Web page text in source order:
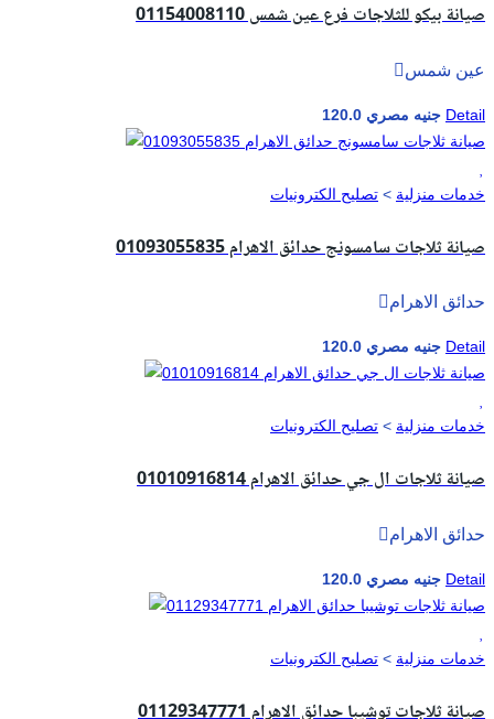
صيانة بيكو للثلاجات فرع عين شمس 01154008110
عين شمس
120.0 جنيه مصري Detail
خدمات منزلية > تصليح الكترونيات
صيانة ثلاجات سامسونج حدائق الاهرام 01093055835
حدائق الاهرام
120.0 جنيه مصري Detail
خدمات منزلية > تصليح الكترونيات
صيانة ثلاجات ال جي حدائق الاهرام 01010916814
حدائق الاهرام
120.0 جنيه مصري Detail
خدمات منزلية > تصليح الكترونيات
صيانة ثلاجات توشيبا حدائق الاهرام 01129347771